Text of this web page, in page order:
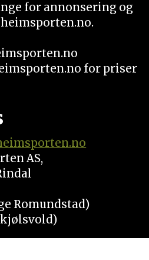
for annonsering og
for priser
AS,
Romundstad)